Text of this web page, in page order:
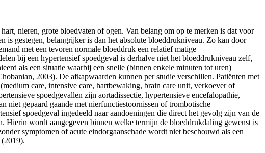
nieren, grote bloedvaten of ogen. Van belang om op te merken is dat voor
is gestegen, belangrijker is dan het absolute bloeddrukniveau. Zo kan door
met een tevoren normale bloeddruk een relatief matige
bij een hypertensief spoedgeval is derhalve niet het bloeddrukniveau zelf,
als een situatie waarbij een snelle (binnen enkele minuten tot uren)
2003). De afkapwaarden kunnen per studie verschillen. Patiënten met
care, intensive care, hartbewaking, brain care unit, verkoever of
spoedgevallen zijn aortadissectie, hypertensieve encefalopathie,
niet gepaard gaande met nierfunctiestoornissen of trombotische
spoedgeval ingedeeld naar aandoeningen die direct het gevolg zijn van de
Hierin wordt aangegeven binnen welke termijn de bloeddrukdaling gewenst is
symptomen of acute eindorgaanschade wordt niet beschouwd als een
(2019).